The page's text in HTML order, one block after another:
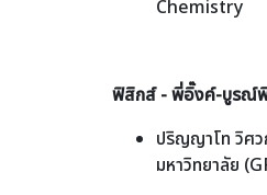
Chemistry
ฟิสิกส์ - พี่อิ๊งค์-บูรณ์พิ
ปริญญาโท วิศ
มหาวิทยาลัย